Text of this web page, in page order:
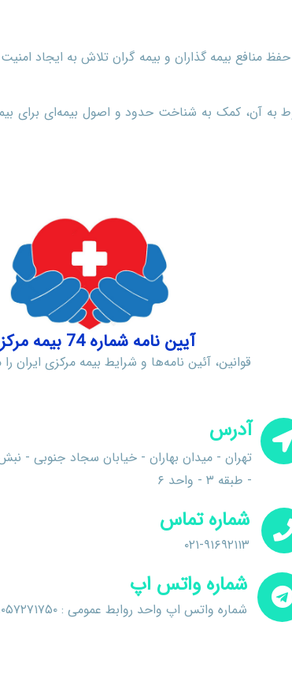
منافع بیمه گذاران و بیمه گران تلاش به ایجاد
به آن، کمک به شناخت حدود و اصول بیمه‌ای برای
آیین نامه شماره 74 بیمه مرکزی
قوانین، آئین نامه‌‌ها و شرایط بیمه مرکزی ایران
آدرس
- طبقه ۳ - واحد ۶
شماره تماس
۰۲۱-۹۱۶۹۲۱۱۳
شماره واتس اپ
شماره واتس اپ واحد روابط عمومی : ۰۹۰۵۷۲۷۱۷۵۰